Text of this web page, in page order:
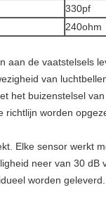
330pf
240ohm
aan de vaatstelsels
van
het buizenstelsel
richtlijn worden
Elke sensor werkt
neer van 30 dB
worden geleverd.